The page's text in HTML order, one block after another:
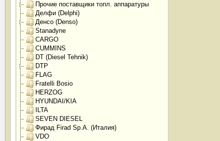
Прочие поставщики топл. аппаратуры
Делфи (Delphi)
Денсо (Denso)
Stanadyne
CARGO
CUMMINS
DT (Diesel Tehnik)
DTP
FLAG
Fratelli Bosio
HERZOG
HYUNDAI/KIA
ILTA
SEVEN DIESEL
Фирад Firad Sp.A. (Италия)
VDO